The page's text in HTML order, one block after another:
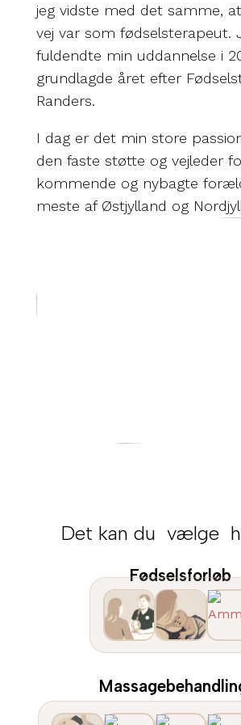
jeg vidste med det samme,
vej var som fødselsterapeut.
fuldendte min uddannelse i
grundlagde året efter
Randers.
I dag er det min store
den faste støtte og vejleder
kommende og nybagte
meste af Østjylland og
Det kan du vælge
Fødselsforløb